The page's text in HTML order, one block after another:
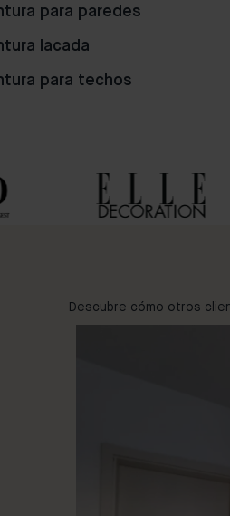
para paredes
lacada
para techos
Descubre cómo otros